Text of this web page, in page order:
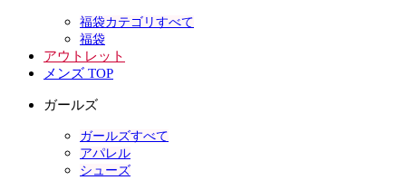
福袋カテゴリすべて
福袋
アウトレット
メンズ TOP
ガールズ
ガールズすべて
アパレル
シューズ